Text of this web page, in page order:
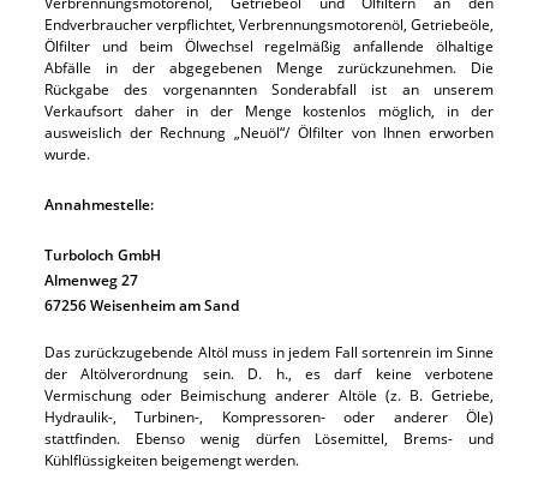
Endverbraucher verpflichtet, Verbrennungsmotorenöl, Getriebeöle,
Ölfilter und beim Ölwechsel regelmäßig anfallende ölhaltige
Abfälle in der abgegebenen Menge zurückzunehmen. Die
Rückgabe des vorgenannten Sonderabfall ist an unserem
Verkaufsort daher in der Menge kostenlos möglich, in der
ausweislich der Rechnung „Neuöl“/ Ölfilter von Ihnen erworben
wurde.
Annahmestelle:
Turboloch GmbH
Almenweg 27
67256 Weisenheim am Sand
Das zurückzugebende Altöl muss in jedem Fall sortenrein im Sinne
der Altölverordnung sein. D. h., es darf keine verbotene
Vermischung oder Beimischung anderer Altöle (z. B. Getriebe,
Hydraulik-, Turbinen-, Kompressoren- oder anderer Öle)
stattfinden. Ebenso wenig dürfen Lösemittel, Brems- und
Kühlflüssigkeiten beigemengt werden.